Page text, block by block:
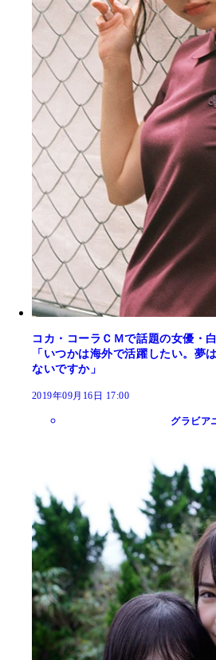
コカ・コーラＣＭで話題の女優・
「いつかは海外で活躍したい。夢
ないですか」
2019年09月16日 17:00
グラビア